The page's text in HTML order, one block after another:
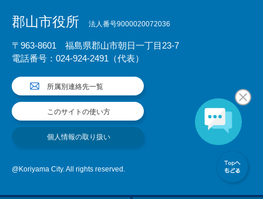
郡山市役所 法人番号9000020072036
〒963-8601 福島県郡山市朝日一丁目23-7
電話番号：024-924-2491（代表）
所属別連絡先一覧
このサイトの使い方
個人情報の取り扱い
@Koriyama City. All rights reserved.